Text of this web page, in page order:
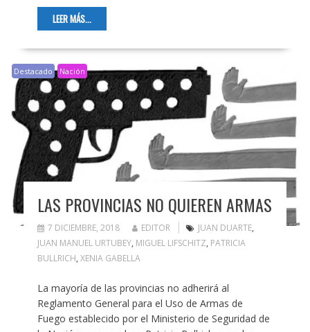
LEER MÁS...
Destacado Nación
LAS PROVINCIAS NO QUIEREN ARMAS
7 DICIEMBRE, 2018 EDITOR JUAN DUARTE,
JUAN MANUEL URTUBEY, MIGUEL LIFSCHITZ, PATRICIA
BULLRICH, XENIA GABELLA
La mayoría de las provincias no adherirá al
Reglamento General para el Uso de Armas de
Fuego establecido por el Ministerio de Seguridad de